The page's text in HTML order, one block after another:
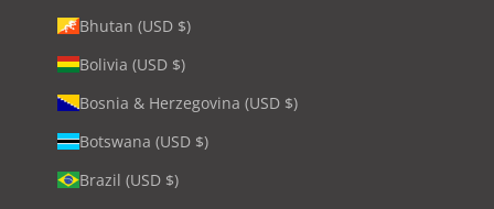
Bhutan (USD $)
Bolivia (USD $)
Bosnia & Herzegovina (USD $)
Botswana (USD $)
Brazil (USD $)